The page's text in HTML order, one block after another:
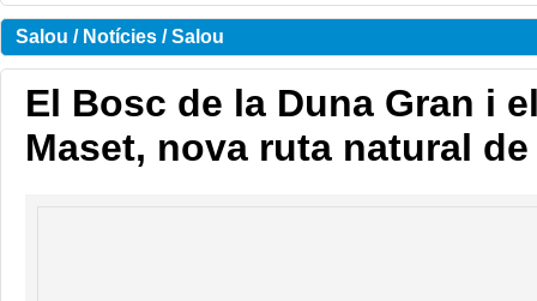
Salou / Notícies / Salou
El Bosc de la Duna Gran i
Maset, nova ruta natural